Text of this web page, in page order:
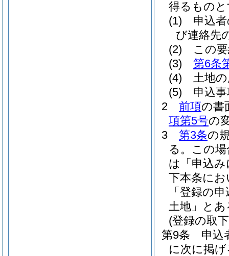
得るもの
(1)
申込
び連絡先
(2)
この
(3)
第6条
(4)
土地
(5)
申込
2
前項の書
項第5号の
3
第3条の
る。 この
は「申込
下本条に
「登録の
土地」と
(登録の取
第9条
申込
に次に掲